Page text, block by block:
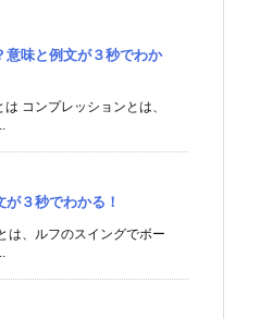
意味と例文が３秒でわか
コンプレッションとは、
が３秒でわかる！
は、ルフのスイングでボー